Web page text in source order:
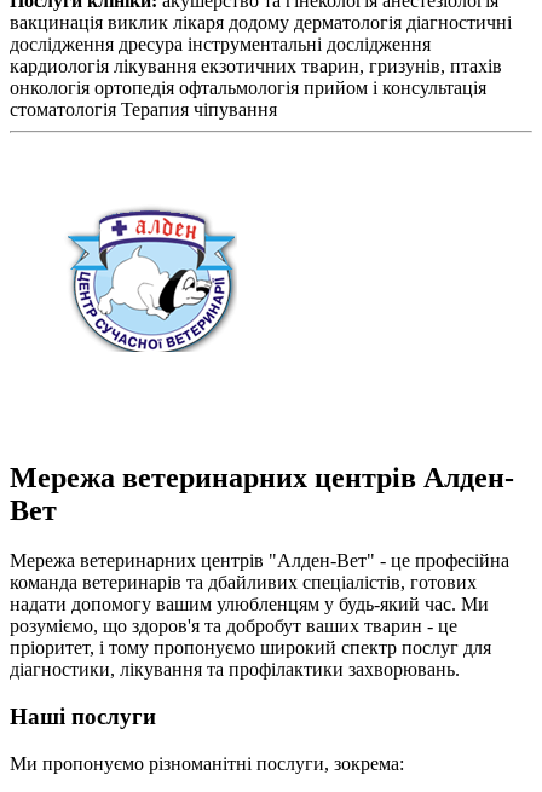
вакцинація виклик лікаря додому дерматологія діагностичні
дослідження дресура інструментальні дослідження
кардиологія лікування екзотичних тварин, гризунів, птахів
онкологія ортопедія офтальмологія прийом і консультація
стоматологія Терапия чіпування
Мережа ветеринарних центрів Алден-
Вет
Мережа ветеринарних центрів "Алден-Вет" - це професійна
команда ветеринарів та дбайливих спеціалістів, готових
надати допомогу вашим улюбленцям у будь-який час. Ми
розуміємо, що здоров'я та добробут ваших тварин - це
пріоритет, і тому пропонуємо широкий спектр послуг для
діагностики, лікування та профілактики захворювань.
Наші послуги
Ми пропонуємо різноманітні послуги, зокрема: